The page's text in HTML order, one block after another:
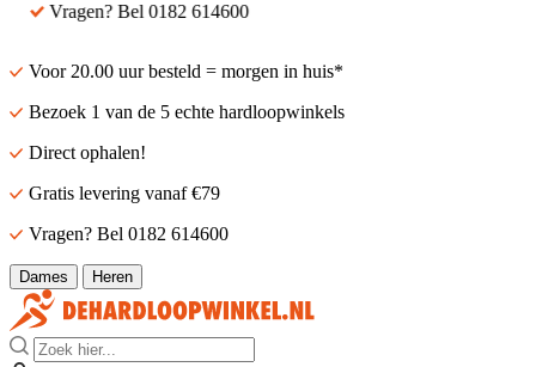
Vragen? Bel 0182 614600
Voor 20.00 uur besteld = morgen in huis*
Bezoek 1 van de 5 echte hardloopwinkels
Direct ophalen!
Gratis levering vanaf €79
Vragen? Bel 0182 614600
Dames Heren
Zoek